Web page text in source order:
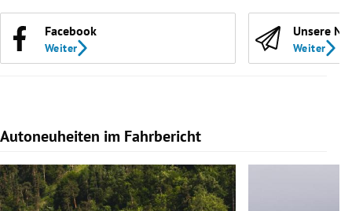
Facebook
Weiter
Unsere
Weiter
Autoneuheiten im Fahrbericht
Slide 1 von 7